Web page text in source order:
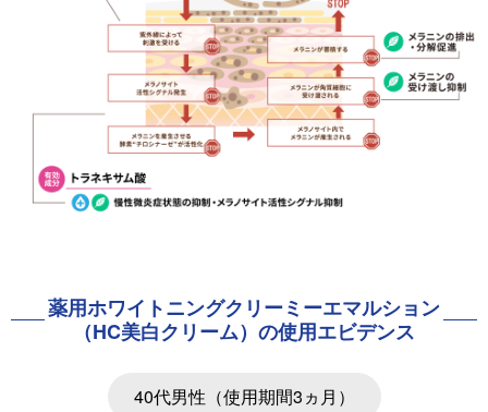
薬用ホワイトニングクリーミーエマルション
（HC美白クリーム）の使用エビデンス
40代男性（使用期間3ヵ月）